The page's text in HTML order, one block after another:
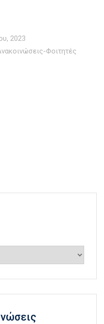
2023
Φοιτητές